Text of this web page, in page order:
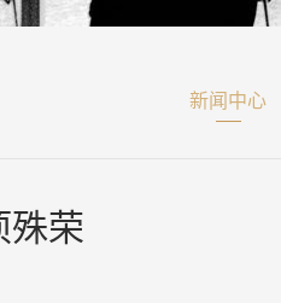
新闻中心
殊荣